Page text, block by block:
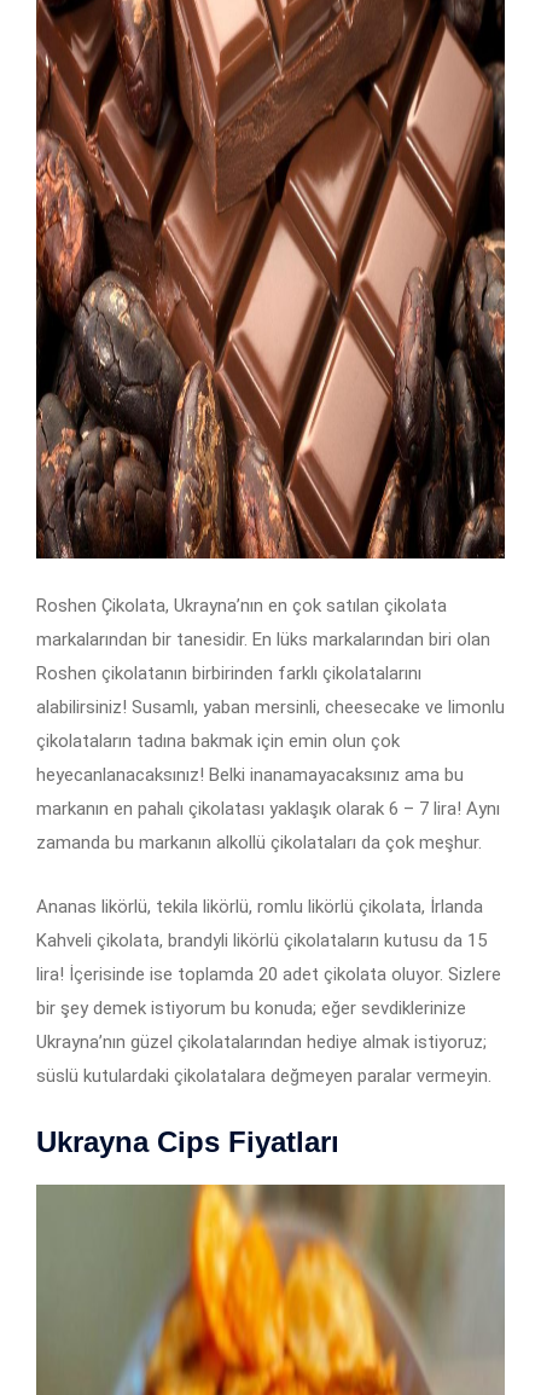
Roshen Çikolata, Ukrayna’nın en çok satılan çikolata
markalarından bir tanesidir. En lüks markalarından biri olan
Roshen çikolatanın birbirinden farklı çikolatalarını
alabilirsiniz! Susamlı, yaban mersinli, cheesecake ve limonlu
çikolataların tadına bakmak için emin olun çok
heyecanlanacaksınız! Belki inanamayacaksınız ama bu
markanın en pahalı çikolatası yaklaşık olarak 6 – 7 lira! Aynı
zamanda bu markanın alkollü çikolataları da çok meşhur.
Ananas likörlü, tekila likörlü, romlu likörlü çikolata, İrlanda
Kahveli çikolata, brandyli likörlü çikolataların kutusu da 15
lira! İçerisinde ise toplamda 20 adet çikolata oluyor. Sizlere
bir şey demek istiyorum bu konuda; eğer sevdiklerinize
Ukrayna’nın güzel çikolatalarından hediye almak istiyoruz;
süslü kutulardaki çikolatalara değmeyen paralar vermeyin.
Ukrayna Cips Fiyatları